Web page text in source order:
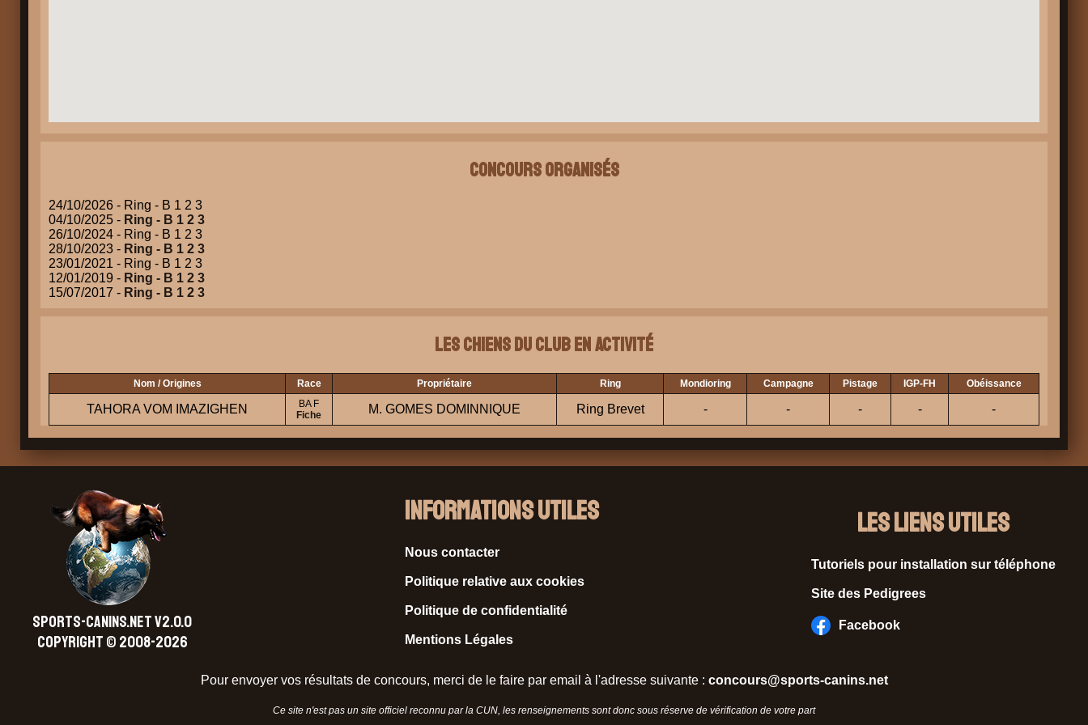
Concours organisés
24/10/2026 - Ring - B 1 2 3
04/10/2025 - Ring - B 1 2 3
26/10/2024 - Ring - B 1 2 3
28/10/2023 - Ring - B 1 2 3
23/01/2021 - Ring - B 1 2 3
12/01/2019 - Ring - B 1 2 3
15/07/2017 - Ring - B 1 2 3
Les chiens du club en activité
Nom / Origines Race Propriétaire Ring Mondioring Campagne Pistage IGP-FH Obéissance
TAHORA VOM IMAZIGHEN
BA F
Fiche
M. GOMES DOMINNIQUE Ring Brevet - - - - -
SPORTS-CANINS.NET V2.0.0
Copyright © 2008-2026
Informations Utiles
Nous contacter
Politique relative aux cookies
Politique de confidentialité
Mentions Légales
Les liens utiles
Tutoriels pour installation sur téléphone
Site des Pedigrees
Facebook
Pour envoyer vos résultats de concours, merci de le faire par email à l'adresse suivante : concours@sports-canins.net
Ce site n'est pas un site officiel reconnu par la CUN, les renseignements sont donc sous réserve de vérification de votre part